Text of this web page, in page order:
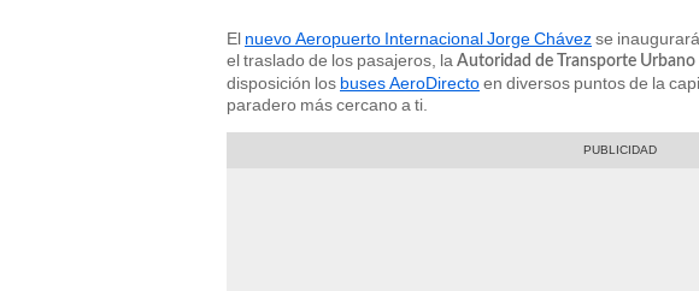
El nuevo Aeropuerto Internacional Jorge Chávezse
el traslado de los pasajeros, la Autoridad de Transporte Urbano
disposición los buses AeroDirectoen diversos puntos de la
paradero más cercano a ti.